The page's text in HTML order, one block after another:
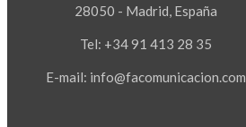
28050 - Madrid, España
Tel: +34 91 413 28 35
E-mail: info@facomunicacion.com